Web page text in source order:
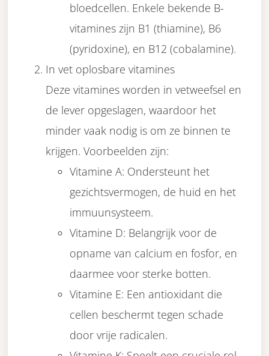
bloedcellen. Enkele bekende B-
vitamines zijn B1 (thiamine), B6
(pyridoxine), en B12 (cobalamine).
In vet oplosbare vitamines
Deze vitamines worden in vetweefsel en
de lever opgeslagen, waardoor het
minder vaak nodig is om ze binnen te
krijgen. Voorbeelden zijn:
Vitamine A: Ondersteunt het
gezichtsvermogen, de huid en het
immuunsysteem.
Vitamine D: Belangrijk voor de
opname van calcium en fosfor, en
daarmee voor sterke botten.
Vitamine E: Een antioxidant die
cellen beschermt tegen schade
door vrije radicalen.